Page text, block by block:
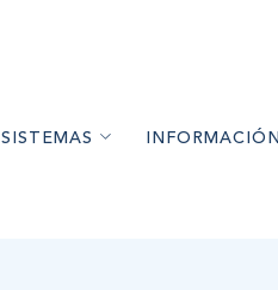
SISTEMAS